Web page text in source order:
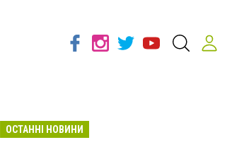
ОСТАННІ НОВИНИ